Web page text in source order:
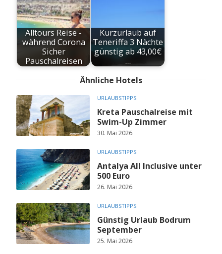
Alltours Reise -
während Corona
Sicher
Pauschalreisen
Kurzurlaub auf
Teneriffa 3 Nächte
günstig ab 43,00€
…
Ähnliche Hotels
URLAUBSTIPPS
Kreta Pauschalreise mit
Swim-Up Zimmer
30. Mai 2026
URLAUBSTIPPS
Antalya All Inclusive unter
500 Euro
26. Mai 2026
URLAUBSTIPPS
Günstig Urlaub Bodrum
September
25. Mai 2026